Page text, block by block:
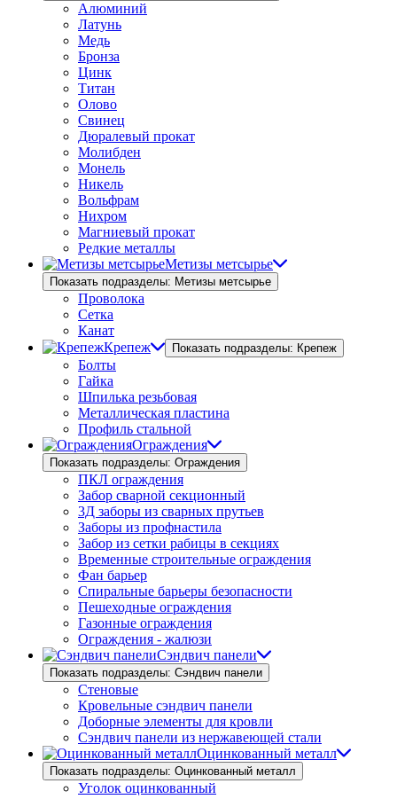
Алюминий
Латунь
Медь
Бронза
Цинк
Титан
Олово
Свинец
Дюралевый прокат
Молибден
Монель
Никель
Вольфрам
Нихром
Магниевый прокат
Редкие металлы
Метизы метсырье
Показать подразделы: Метизы метсырье
Проволока
Сетка
Канат
Крепеж
Показать подразделы: Крепеж
Болты
Гайка
Шпилька резьбовая
Металлическая пластина
Профиль стальной
Ограждения
Показать подразделы: Ограждения
ПКЛ ограждения
Забор сварной секционный
3Д заборы из сварных прутьев
Заборы из профнастила
Забор из сетки рабицы в секциях
Временные строительные ограждения
Фан барьер
Спиральные барьеры безопасности
Пешеходные ограждения
Газонные ограждения
Ограждения - жалюзи
Сэндвич панели
Показать подразделы: Сэндвич панели
Стеновые
Кровельные сэндвич панели
Доборные элементы для кровли
Сэндвич панели из нержавеющей стали
Оцинкованный металл
Показать подразделы: Оцинкованный металл
Уголок оцинкованный